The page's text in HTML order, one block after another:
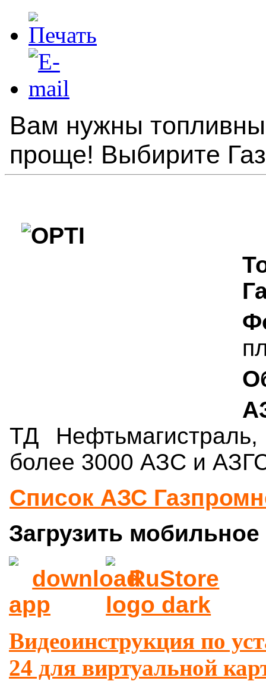
Вам нужны
проще! Выбирите
ТД
более 3000 АЗС и
Список АЗС
Загрузить
Видеоинструкция по
24 для виртуальной